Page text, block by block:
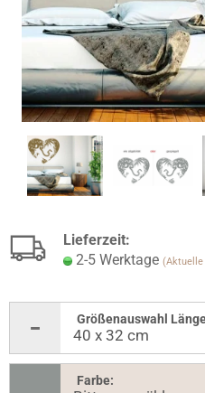
Lieferzeit:
2-5 Werktage (Aktuelle
Größenauswahl
Farbe: